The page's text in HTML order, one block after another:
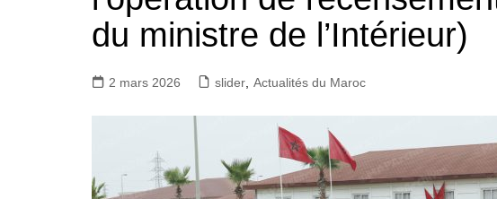
du ministre de l’Intérieur)
2 mars 2026 slider Actualités du Maroc